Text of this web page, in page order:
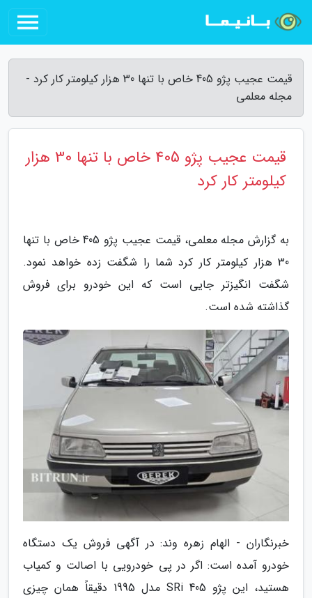
قیمت عجیب پژو 405 خاص با تنها 30 هزار کیلومتر کار کرد -
مجله معلمی
قیمت عجیب پژو 405 خاص با تنها 30 هزار
کیلومتر کار کرد
به گزارش مجله معلمی، قیمت عجیب پژو 405 خاص با تنها
30 هزار کیلومتر کار کرد شما را شگفت زده خواهد نمود.
شگفت انگیزتر جایی است که این خودرو برای فروش
گذاشته شده است.
خبرنگاران - الهام زهره وند: در آگهی فروش یک دستگاه
خودرو آمده است: اگر در پی خودرویی با اصالت و کمیاب
هستید، این پژو 405 SRi مدل 1995 دقیقاً همان چیزی